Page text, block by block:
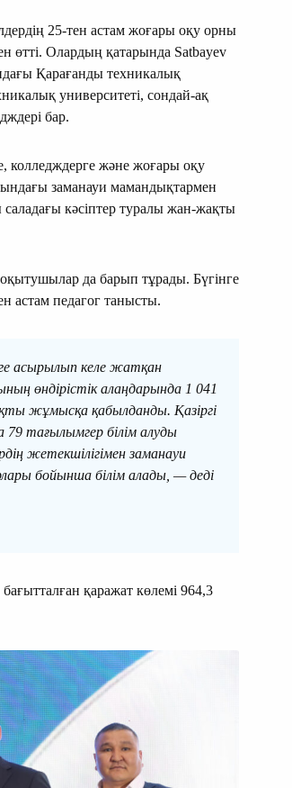
25-тен астам жоғары оқу орны
өтті. Олардың қатарында Satbayev
Қарағанды техникалық
университеті, сондай-ақ
бар.
колледждерге және жоғары оқу
заманауи мамандықтармен
кәсіптер туралы жан-жақты
да барып тұрады. Бүгінге
астам педагог танысты.
асырылып келе жатқан
өндірістік алаңдарында 1 041
жұмысқа қабылданды. Қазіргі
тағылымгер білім алуды
жетекшілігімен заманауи
бойынша білім алады, — деді
қаражат көлемі 964,3